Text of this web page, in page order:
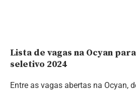
Lista de vagas na Ocyan
seletivo 2024
Entre as vagas abertas na Ocyan,